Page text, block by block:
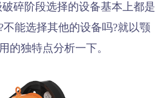
碎阶段选择的设备基本上都是
能选择其他的设备吗?就以颚
的独特点分析一下。